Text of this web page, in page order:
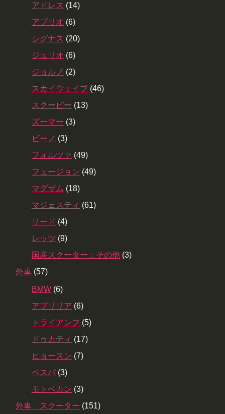
アドレス (14)
アプリオ (6)
シグナス (20)
ジュリオ (6)
ジョルノ (2)
スカイウェイブ (46)
スクーピー (13)
ズーマー (3)
ビーノ (3)
フォルツァ (49)
フュージョン (49)
マグザム (18)
マジェスティ (61)
リード (4)
レッツ (9)
国産スクーター：その他 (3)
外車 (57)
BMW (6)
アプリリア (6)
トライアンフ (5)
ドゥカティ (17)
ヒョースン (7)
ベスパ (3)
モトベカン (3)
外車 スクーター (151)